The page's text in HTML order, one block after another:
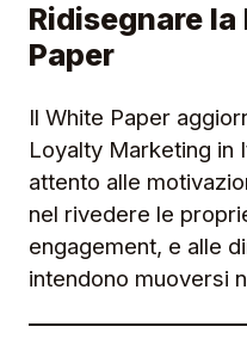
Ridisegnare
Paper
Il White Paper
Loyalty Marketing in
attento alle
nel rivedere le
engagement, e alle
intendono muoversi